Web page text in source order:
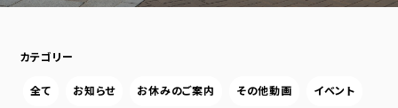
カテゴリー
全て お知らせ お休みのご案内 その他動画 イベント